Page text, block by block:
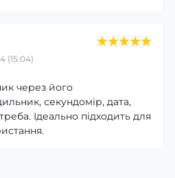
(15:04)
через його
секундомір, дата,
Ідеально підходить для